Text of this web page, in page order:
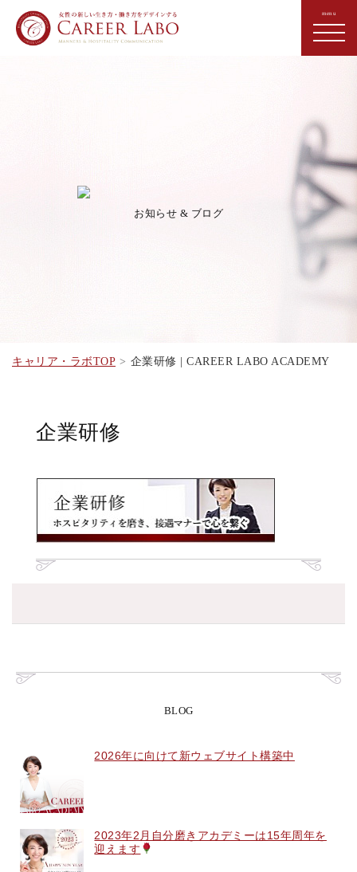
お知らせ & ブログ
キャリア・ラボTOP 企業研修 | CAREER LABO ACADEMY
企業研修
BLOG
2026年に向けて新ウェブサイト構築中
2023年2月自分磨きアカデミーは15年周年を
迎えます